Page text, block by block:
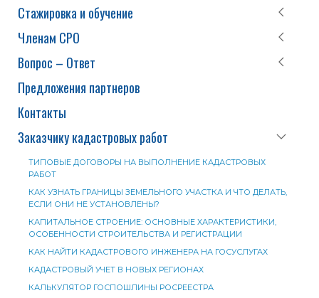
Стажировка и обучение
Членам СРО
Вопрос – Ответ
Предложения партнеров
Контакты
Заказчику кадастровых работ
ТИПОВЫЕ ДОГОВОРЫ НА ВЫПОЛНЕНИЕ КАДАСТРОВЫХ
РАБОТ
КАК УЗНАТЬ ГРАНИЦЫ ЗЕМЕЛЬНОГО УЧАСТКА И ЧТО ДЕЛАТЬ,
ЕСЛИ ОНИ НЕ УСТАНОВЛЕНЫ?
КАПИТАЛЬНОЕ СТРОЕНИЕ: ОСНОВНЫЕ ХАРАКТЕРИСТИКИ,
ОСОБЕННОСТИ СТРОИТЕЛЬСТВА И РЕГИСТРАЦИИ
КАК НАЙТИ КАДАСТРОВОГО ИНЖЕНЕРА НА ГОСУСЛУГАХ
КАДАСТРОВЫЙ УЧЕТ В НОВЫХ РЕГИОНАХ
КАЛЬКУЛЯТОР ГОСПОШЛИНЫ РОСРЕЕСТРА